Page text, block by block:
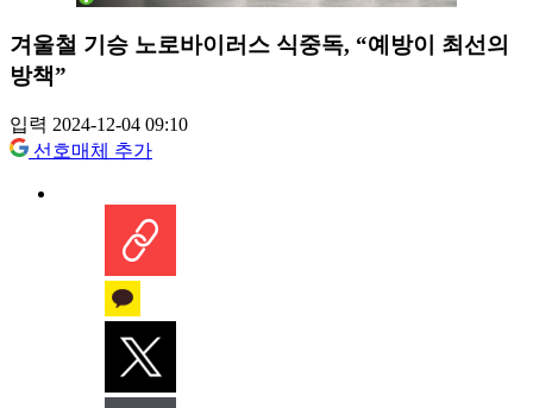
겨울철 기승 노로바이러스 식중독, “예방이 최선의
방책”
입력 2024-12-04 09:10
선호매체 추가